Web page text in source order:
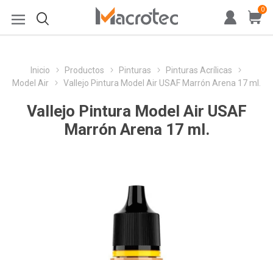
0
Inicio Productos Pinturas
Pinturas Acrílicas
Model Air
Vallejo Pintura Model Air USAF Marrón Arena 17 ml.
Vallejo Pintura Model Air USAF
Marrón Arena 17 ml.